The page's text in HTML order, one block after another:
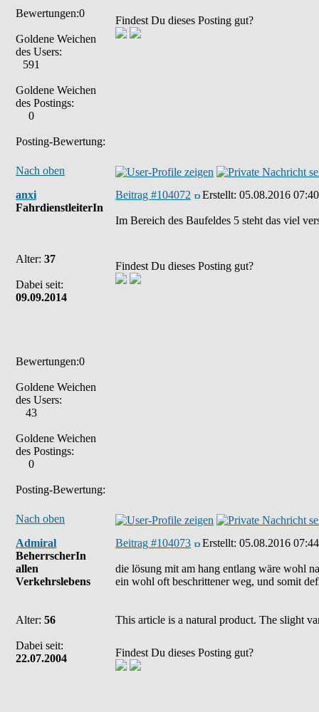
Bewertungen:0
Goldene Weichen
des Users:
591
Goldene Weichen
des Postings:
0
Posting-Bewertung:
Findest Du dieses Posting gut?
Nach oben
anxi
FahrdienstleiterIn
Alter: 37
Dabei seit:
09.09.2014
Bewertungen:0
Goldene Weichen
des Users:
43
Goldene Weichen
des Postings:
0
Posting-Bewertung:
Beitrag #104072 Erstellt: 05.08.2016 07:40
Im Bereich des Baufeldes 5 steht das viel
Findest Du dieses Posting gut?
Nach oben
Admiral
BeherrscherIn
allen
Verkehrslebens
Alter: 56
Dabei seit:
22.07.2004
Beitrag #104073 Erstellt: 05.08.2016 07:44
die lösung mit am hang entlang wäre wohl
ein wohl oft beschrittener weg, und somit
This article is a natural product. The slight
Findest Du dieses Posting gut?